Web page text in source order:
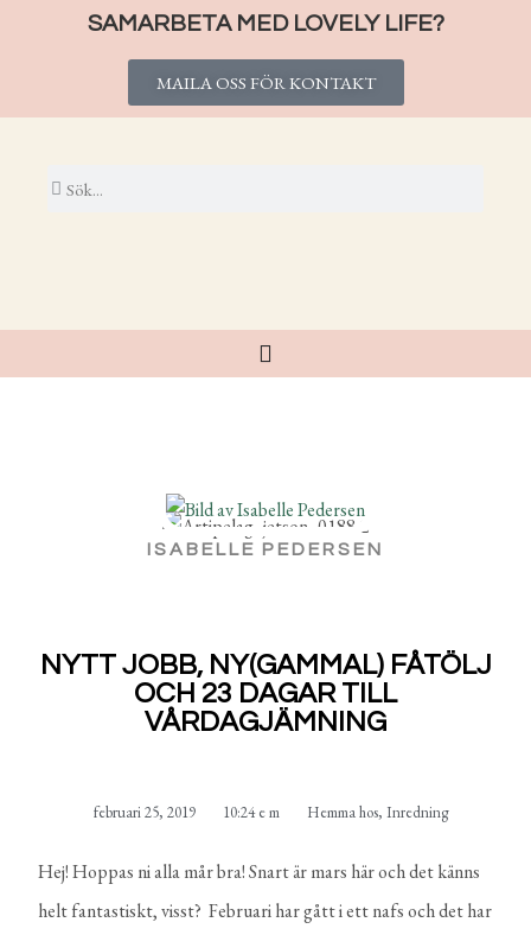
SAMARBETA MED LOVELY LIFE?
MAILA OSS FÖR KONTAKT
ISABELLE PEDERSEN
NYTT JOBB, NY(GAMMAL) FÅTÖLJ
OCH 23 DAGAR TILL
VÅRDAGJÄMNING
februari 25, 2019 10:24 e m Hemma hos, Inredning
Hej! Hoppas ni alla mår bra! Snart är mars här och det känns
helt fantastiskt, visst? Februari har gått i ett nafs och det har